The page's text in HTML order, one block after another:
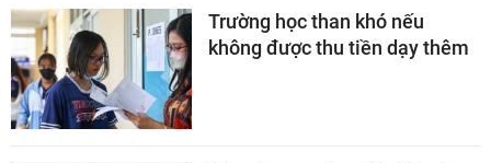
Trường học than khó nếu
không được thu tiền dạy thêm